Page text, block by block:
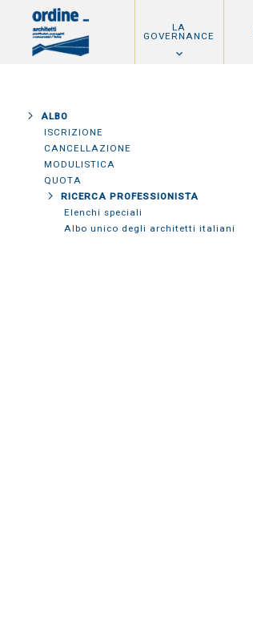
LA
GOVERNANCE
ALBO
ISCRIZIONE
CANCELLAZIONE
MODULISTICA
QUOTA
RICERCA PROFESSIONISTA
Elenchi speciali
Albo unico degli architetti italiani